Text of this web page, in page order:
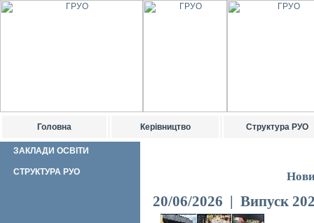
Головна Керівництво Структура РУО
ЗАКЛАДИ ОСВІТИ
СТРУКТУРА РУО
20/06/2026 | Випуск